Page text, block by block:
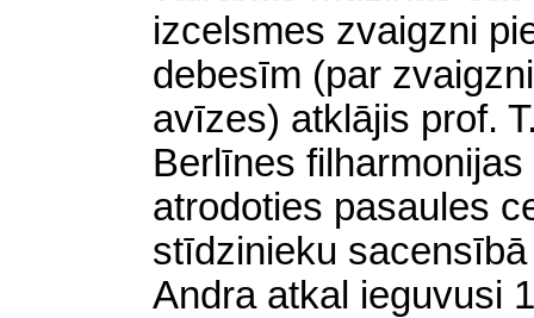
izcelsmes zvaigzni
debesīm (par
avīzes) atklājis prof.
Berlīnes
atrodoties pasaules
stīdzinieku
Andra atkal ieguvusi